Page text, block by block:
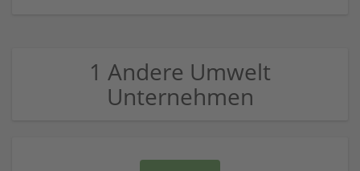
1 Andere Umwelt
Unternehmen